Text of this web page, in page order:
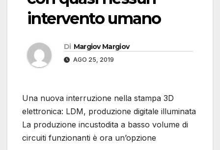
intervento umano
Di Margiov Margiov
AGO 25, 2019
Una nuova interruzione nella stampa 3D
elettronica: LDM, produzione digitale illuminata
La produzione incustodita a basso volume di
circuiti funzionanti è ora un’opzione